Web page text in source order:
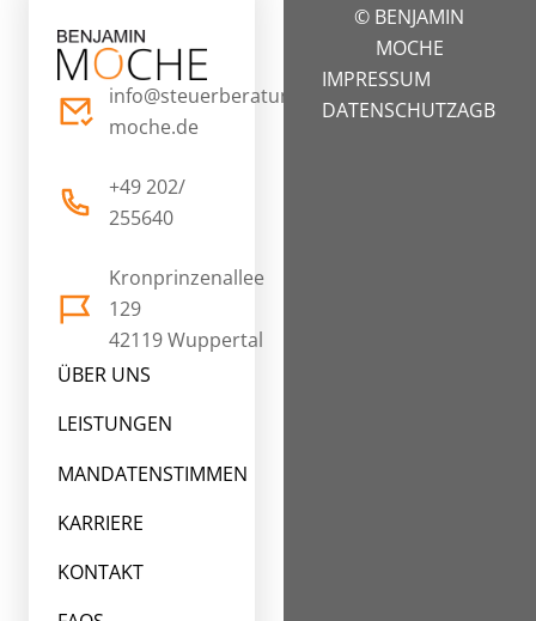
info@steuerberatung-
moche.de
+49 202/
255640
Kronprinzenallee
129
42119 Wuppertal
ÜBER UNS
LEISTUNGEN
MANDATENSTIMMEN
KARRIERE
KONTAKT
© BENJAMIN
MOCHE
IMPRESSUM
DATENSCHUTZAGB